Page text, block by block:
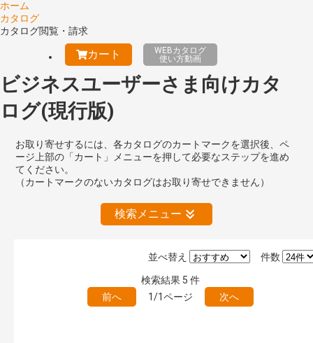
ホーム
カタログ
カタログ閲覧・請求
カート
WEBカタログ
使い方動画
ビジネスユーザーさま向けカタ
ログ(現行版)
お取り寄せするには、各カタログのカートマークを選択後、ペ
ージ上部の「カート」メニューを押して必要なステップを進め
てください。
（カートマークのないカタログはお取り寄せできません）
検索メニュー
絞り込みの解除
件数
並べ替え
検索結果 5 件
前へ
1/1ページ 次へ